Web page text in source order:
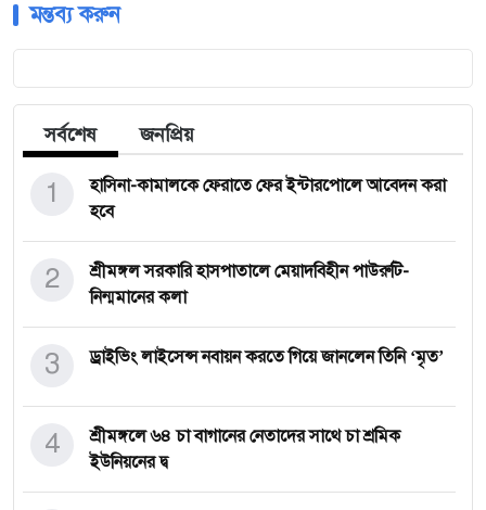
মন্তব্য করুন
সর্বশেষ জনপ্রিয়
হাসিনা-কামালকে ফেরাতে ফের ইন্টারপোলে আবেদন করা
হবে
1
শ্রীমঙ্গল সরকারি হাসপাতালে মেয়াদবিহীন পাউরুটি-
নিন্মমানের কলা
2
ড্রাইভিং লাইসেন্স নবায়ন করতে গিয়ে জানলেন তিনি ‘মৃত’
3
শ্রীমঙ্গলে ৬৪ চা বাগানের নেতাদের সাথে চা শ্রমিক
ইউনিয়নের দ্ব
4